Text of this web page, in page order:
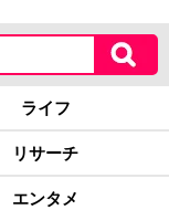
ライフ
リサーチ
エンタメ